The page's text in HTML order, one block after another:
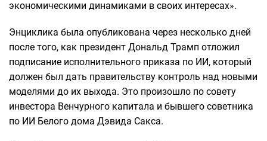
экономическими динамиками в своих интересах».
Энциклика была опубликована через несколько дней
после того, как президент Дональд Трамп отложил
подписание исполнительного приказа по ИИ, который
должен был дать правительству контроль над новыми
моделями до их выхода. Это произошло по совету
инвестора Венчурного капитала и бывшего советника
по ИИ Белого дома Дэвида Сакса.